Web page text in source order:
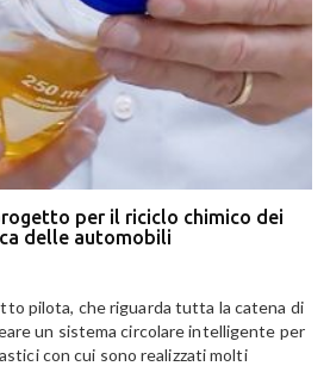
per il riciclo chimico dei
delle automobili
pilota, che riguarda tutta la catena di
un sistema circolare intelligente per
con cui sono realizzati molti